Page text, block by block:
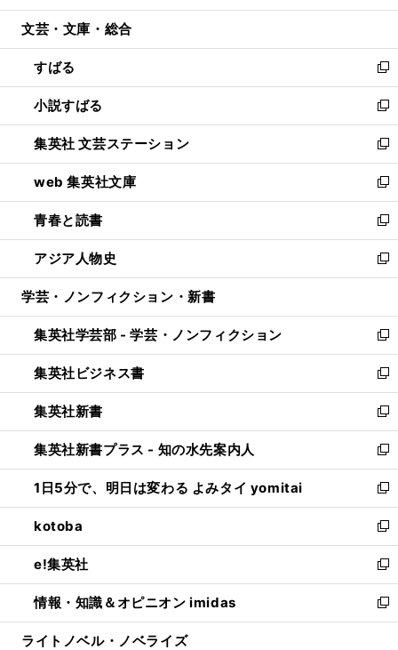
開
ウ
開
く
ン
ウ
で
開
く
ウ
ン
ド
ウ
で
開
く
文芸・文庫・総合
すばる
新
し
い
ウ
ィ
ン
ド
ウ
で
開
く
小説すばる
新
し
い
ウ
ィ
ン
ド
ウ
で
開
集英社 文芸ステーション
新
し
い
ウ
ィ
ン
ド
ウ
開
く
web 集英社文庫
新
し
い
ウ
ィ
ン
ウ
で
開
く
青春と読書
新
し
い
ウ
ン
ド
ウ
で
開
く
アジア人物史
新
し
ウ
ィ
ン
ド
ウ
で
開
く
学芸・ノンフィクション・新書
集英社学芸部 - 学芸・ノンフィクション
新
し
い
ウ
ィ
ン
ド
ウ
で
開
く
集英社ビジネス書
新
し
い
ウ
ィ
ン
ド
ウ
で
開
く
集英社新書
新
し
い
ウ
ィ
ン
ド
ウ
で
開
く
集英社新書プラス - 知の水先案内人
新
し
い
ウ
ィ
ン
ド
ウ
で
開
1日5分で、明日は変わる よみタイ yomitai
新
し
い
ウ
ィ
ン
ド
ウ
kotoba
新
し
い
ウ
ィ
ン
e!集英社
新
し
い
ウ
情報・知識＆オピニオン imidas
新
し
ライトノベル・ノベライズ